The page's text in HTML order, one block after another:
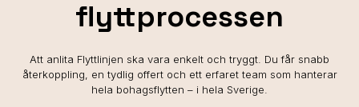
flyttprocessen
Att anlita Flyttlinjen ska vara enkelt och tryggt. Du får snabb
återkoppling, en tydlig offert och ett erfaret team som hanterar
hela bohagsflytten – i hela Sverige.